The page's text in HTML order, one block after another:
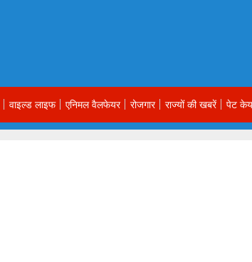
वाइल्ड लाइफ एनिमल वैलफेयर रोजगार राज्यों की खबरें पेट